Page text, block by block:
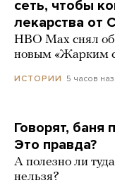
сеть, чтобы
лекарства от
HBO Max снял
новым «Жарким
ИСТОРИИ 5 часов
Говорят, баня
Это правда?
А полезно ли
нельзя?